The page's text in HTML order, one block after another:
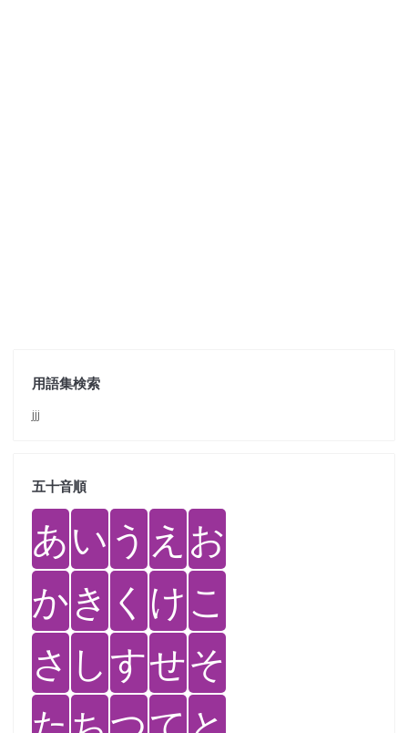
用語集検索
jjj
五十音順
あい う え お
かき く けこ
さ しすせそ